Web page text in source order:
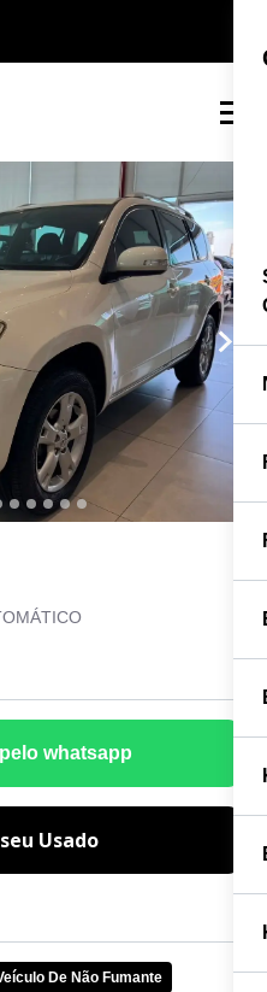
De Não Fumante
whatsapp
Usado